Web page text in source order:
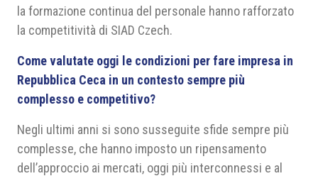
la formazione continua del personale hanno rafforzato
la competitività di SIAD Czech.
Come valutate oggi le condizioni per fare impresa in
Repubblica Ceca in un contesto sempre più
complesso e competitivo?
Negli ultimi anni si sono susseguite sfide sempre più
complesse, che hanno imposto un ripensamento
dell’approccio ai mercati, oggi più interconnessi e al